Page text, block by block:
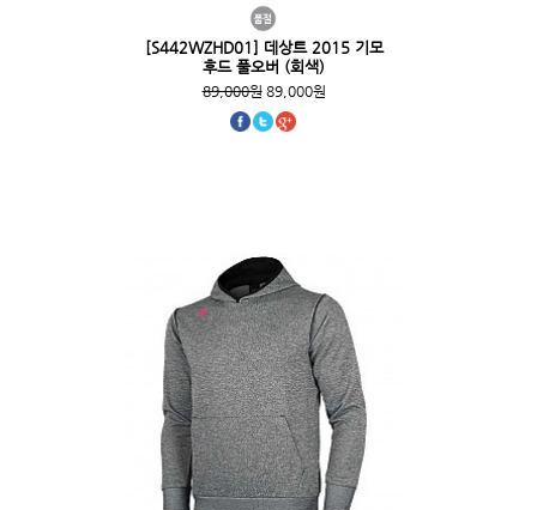
[S442WZHD01] 데상트 2015 기모
후드 풀오버 (회색)
89,000원89,000원